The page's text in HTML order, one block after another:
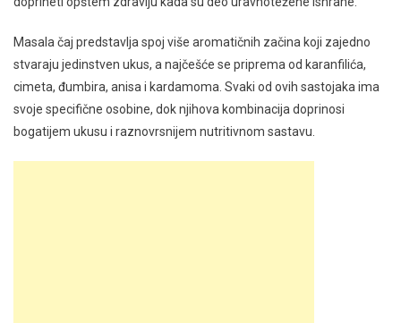
Masala čaj predstavlja spoj više aromatičnih začina koji zajedno
stvaraju jedinstven ukus, a najčešće se priprema od karanfilića,
cimeta, đumbira, anisa i kardamoma. Svaki od ovih sastojaka ima
svoje specifične osobine, dok njihova kombinacija doprinosi
bogatijem ukusu i raznovrsnijem nutritivnom sastavu.